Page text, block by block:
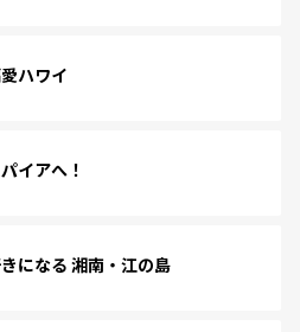
ハワイ
イアへ！
になる 湘南・江の島